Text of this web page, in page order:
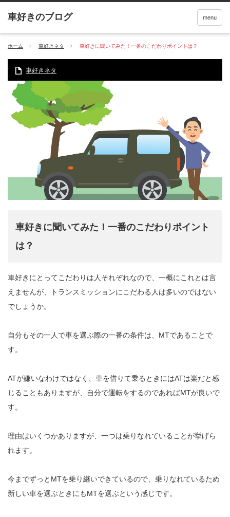
menu
ホーム 車好きネタ 車好きに聞いてみた！一番のこだわりポイントは？
車好きネタ
車好きに聞いてみた！一番のこだわりポイント
は？
車好きにとってこだわりは人それぞれなので、一概にこれとは言
えませんが、トランスミッションにこだわる人は多いのではない
でしょうか。
自分もその一人で車を選ぶ際の一番の条件は、MTであることで
す。
ATが嫌いなわけではなく、車を借りて乗るときにはATは楽だと感
じることもありますが、自分で運転をするのであればMTが良いで
す。
理由はいくつかありますが、一つは乗りなれていることが挙げら
れます。
今までずっとMTを乗り継いできているので、乗りなれているため
新しい車を選ぶときにもMTを選ぶという感じです。